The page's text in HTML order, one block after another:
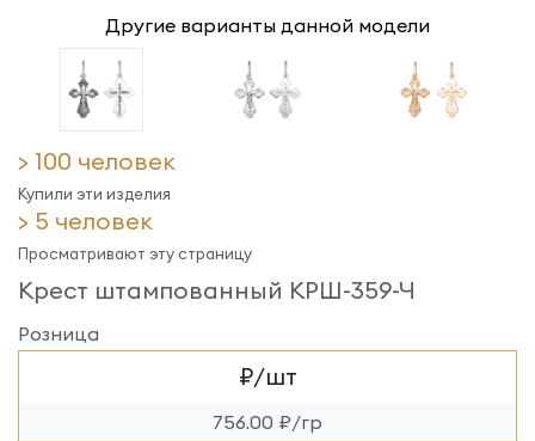
Другие варианты данной модели
> 100 человек
Купили эти изделия
> 5 человек
Просматривают эту страницу
Крест штампованный КРШ-359-Ч
Розница
₽/шт
756.00 ₽/гр